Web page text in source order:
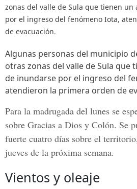
zonas del valle de Sula que tienen
por el ingreso del fenómeno Iota,
de evacuación.
Algunas personas del municipio
otras zonas del valle de Sula que
de inundarse por el ingreso del
atendieron la primera orden de
Para la madrugada del lunes se
sobre Gracias a Dios y Colón. Se
fuerte cuatro días sobre el
jueves de la próxima semana.
Vientos y oleaje